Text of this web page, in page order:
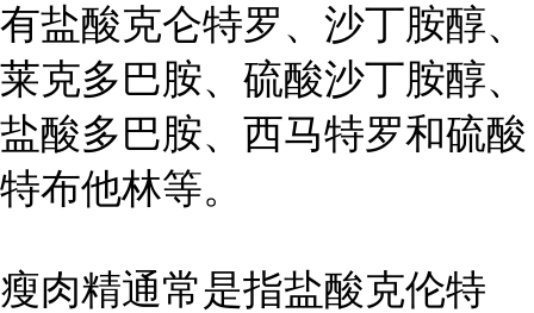
有盐酸克仑特罗、沙丁胺醇、
莱克多巴胺、硫酸沙丁胺醇、
盐酸多巴胺、西马特罗和硫酸
特布他林等。
瘦肉精通常是指盐酸克伦特